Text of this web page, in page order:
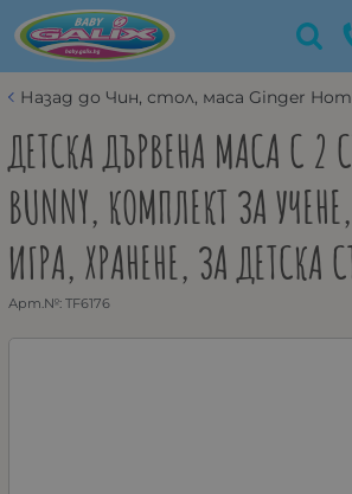
Назад до Чин, стол, маса Ginger
ДЕТСКА ДЪРВЕНА МАСА С 2
BUNNY, КОМПЛЕКТ ЗА
ИГРА, ХРАНЕНЕ, ЗА ДЕТСКА
Арт.№: TF6176